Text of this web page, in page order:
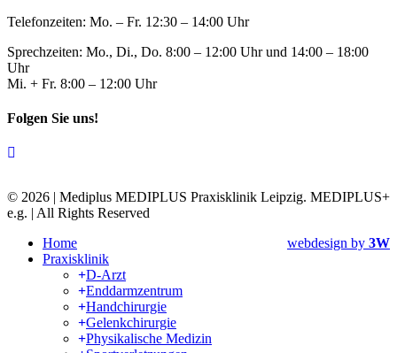
Telefonzeiten: Mo. – Fr. 12:30 – 14:00 Uhr
Sprechzeiten: Mo., Di., Do. 8:00 – 12:00 Uhr und 14:00 – 18:00
Uhr
Mi. + Fr. 8:00 – 12:00 Uhr
Folgen Sie uns!
© 2026 | Mediplus MEDIPLUS Praxisklinik Leipzig. MEDIPLUS+
e.g. | All Rights Reserved
webdesign by 3W
Home
Praxisklinik
D-Arzt
Enddarmzentrum
Handchirurgie
Gelenkchirurgie
Physikalische Medizin